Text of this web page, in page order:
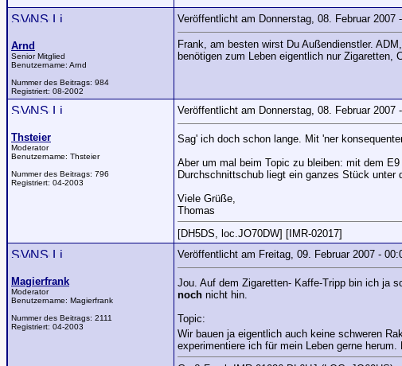
Arnd
Senior Mitglied
Benutzername: Arnd
Nummer des Beitrags: 984
Registriert: 08-2002
Veröffentlicht am Donnerstag, 08. Februar 2007
Frank, am besten wirst Du Außendienstler.
benötigen zum Leben eigentlich nur Zigaretten,
Thsteier
Moderator
Benutzername: Thsteier
Nummer des Beitrags: 796
Registriert: 04-2003
Veröffentlicht am Donnerstag, 08. Februar 2007
Sag' ich doch schon lange. Mit 'ner
Aber um mal beim Topic zu bleiben: mit dem
Durchschnittschub liegt ein ganzes Stück unter
Viele Grüße,
Thomas
[DH5DS, loc.JO70DW] [IMR-02017]
Magierfrank
Moderator
Benutzername: Magierfrank
Nummer des Beitrags: 2111
Registriert: 04-2003
Veröffentlicht am Freitag, 09. Februar 2007 -
Jou. Auf dem Zigaretten- Kaffe-Tripp bin ich ja
noch nicht hin.
Topic:
Wir bauen ja eigentlich auch keine schweren
experimentiere ich für mein Leben gerne